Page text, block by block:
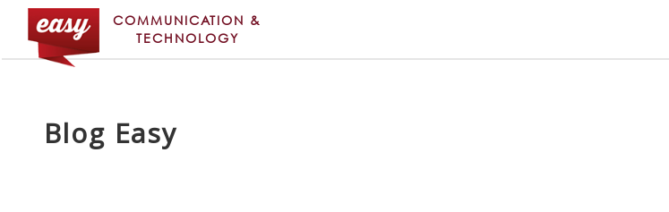
COMMUNICATION &
TECHNOLOGY
Blog Easy